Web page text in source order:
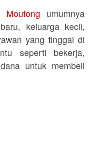
umumnya
keluarga kecil,
yang tinggal di
seperti bekerja,
untuk membeli